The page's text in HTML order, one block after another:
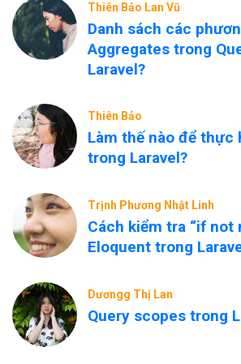
Thiên Bảo Lan Vũ
Danh sách các
Aggregates trong
Laravel?
Thiên Bảo
Làm thế nào để thực
trong Laravel?
Trịnh Phương Nhật Linh
Cách kiểm tra “if not
Eloquent trong
Dươngg Thị Lan
Query scopes trong